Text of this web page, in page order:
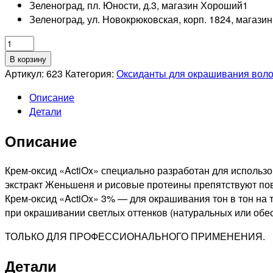
Зеленоград, пл. Юности, д.3, магазин Хороший1
Зеленоград, ул. Новокрюковская, корп. 1824,
Количество
товара
KAPOUS
STUDIO
ASTIOX
Кремообразная
эмульсия,
1000мл
В корзину
Артикул: 623 Категория: Оксиданты для окрашивания
Описание
Детали
Описание
Крем-оксид «ActiOx» специально разработан для
экстракт Женьшеня и рисовые протеины препятствуют
Крем-оксид «ActiOx» 3% — для окрашивания тон в тон
при окрашивании светлых оттенков (натуральных или
ТОЛЬКО ДЛЯ ПРОФЕССИОНАЛЬНОГО ПРИМЕНЕНИЯ.
Детали